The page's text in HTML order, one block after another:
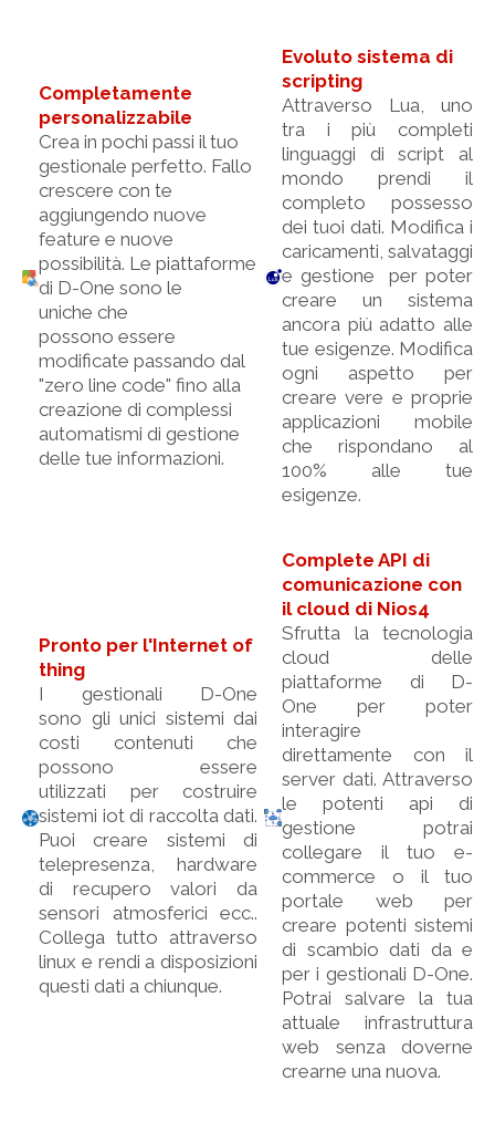
Completamente
personalizzabile
Crea in pochi passi il tuo
gestionale perfetto. Fallo
crescere con te
aggiungendo nuove
feature e nuove
possibilità. Le piattaforme
di D-One sono le
uniche che
possono essere
modificate passando dal
"zero line code" fino alla
creazione di complessi
automatismi di gestione
delle tue informazioni.
Evoluto sistema di
scripting
Attraverso Lua, uno
tra i più completi
linguaggi di script al
mondo prendi il
completo possesso
dei tuoi dati. Modifica i
caricamenti, salvataggi
e gestione per poter
creare un sistema
ancora più adatto alle
tue esigenze. Modifica
ogni aspetto per
creare vere e proprie
applicazioni mobile
che rispondano al
100% alle tue
esigenze.
Pronto per l'Internet of
thing
I gestionali D-One
sono gli unici sistemi dai
costi contenuti che
possono essere
utilizzati per costruire
sistemi iot di raccolta dati.
Puoi creare sistemi di
telepresenza, hardware
di recupero valori da
sensori atmosferici ecc..
Collega tutto attraverso
linux e rendi a disposizioni
questi dati a chiunque.
Complete API di
comunicazione con
il cloud di Nios4
Sfrutta la tecnologia
cloud delle
piattaforme di D-
One per poter
interagire
direttamente con il
server dati. Attraverso
le potenti api di
gestione potrai
collegare il tuo e-
commerce o il tuo
portale web per
creare potenti sistemi
di scambio dati da e
per i gestionali D-One.
Potrai salvare la tua
attuale infrastruttura
web senza doverne
crearne una nuova.